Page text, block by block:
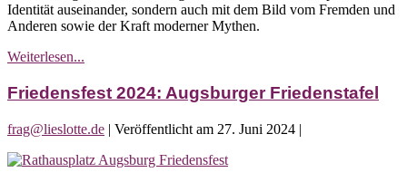
Identität auseinander, sondern auch mit dem Bild vom Fremden und
Anderen sowie der Kraft moderner Mythen.
Weiterlesen...
Invasion!
|
Theaterstück
Friedensfest 2024: Augsburger Friedenstafel
frag@lieslotte.de | Veröffentlicht am 27. Juni 2024 |
Friedensfest